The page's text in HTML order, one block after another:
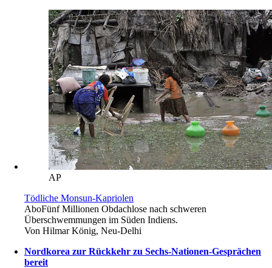
AP
Tödliche Monsun-Kapriolen
AboFünf Millionen Obdachlose nach schweren
Überschwemmungen im Süden Indiens.
Von Hilmar König, Neu-Delhi
Nordkorea zur Rückkehr zu Sechs-Nationen-Gesprächen
bereit